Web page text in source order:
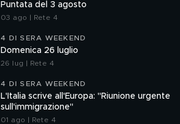
Puntata del 3 agosto
03 ago | Rete 4
4 DI SERA WEEKEND
Domenica 26 luglio
26 lug | Rete 4
4 DI SERA WEEKEND
L'Italia scrive all'Europa: "Riunione urgente
sull'immigrazione"
01 ago | Rete 4